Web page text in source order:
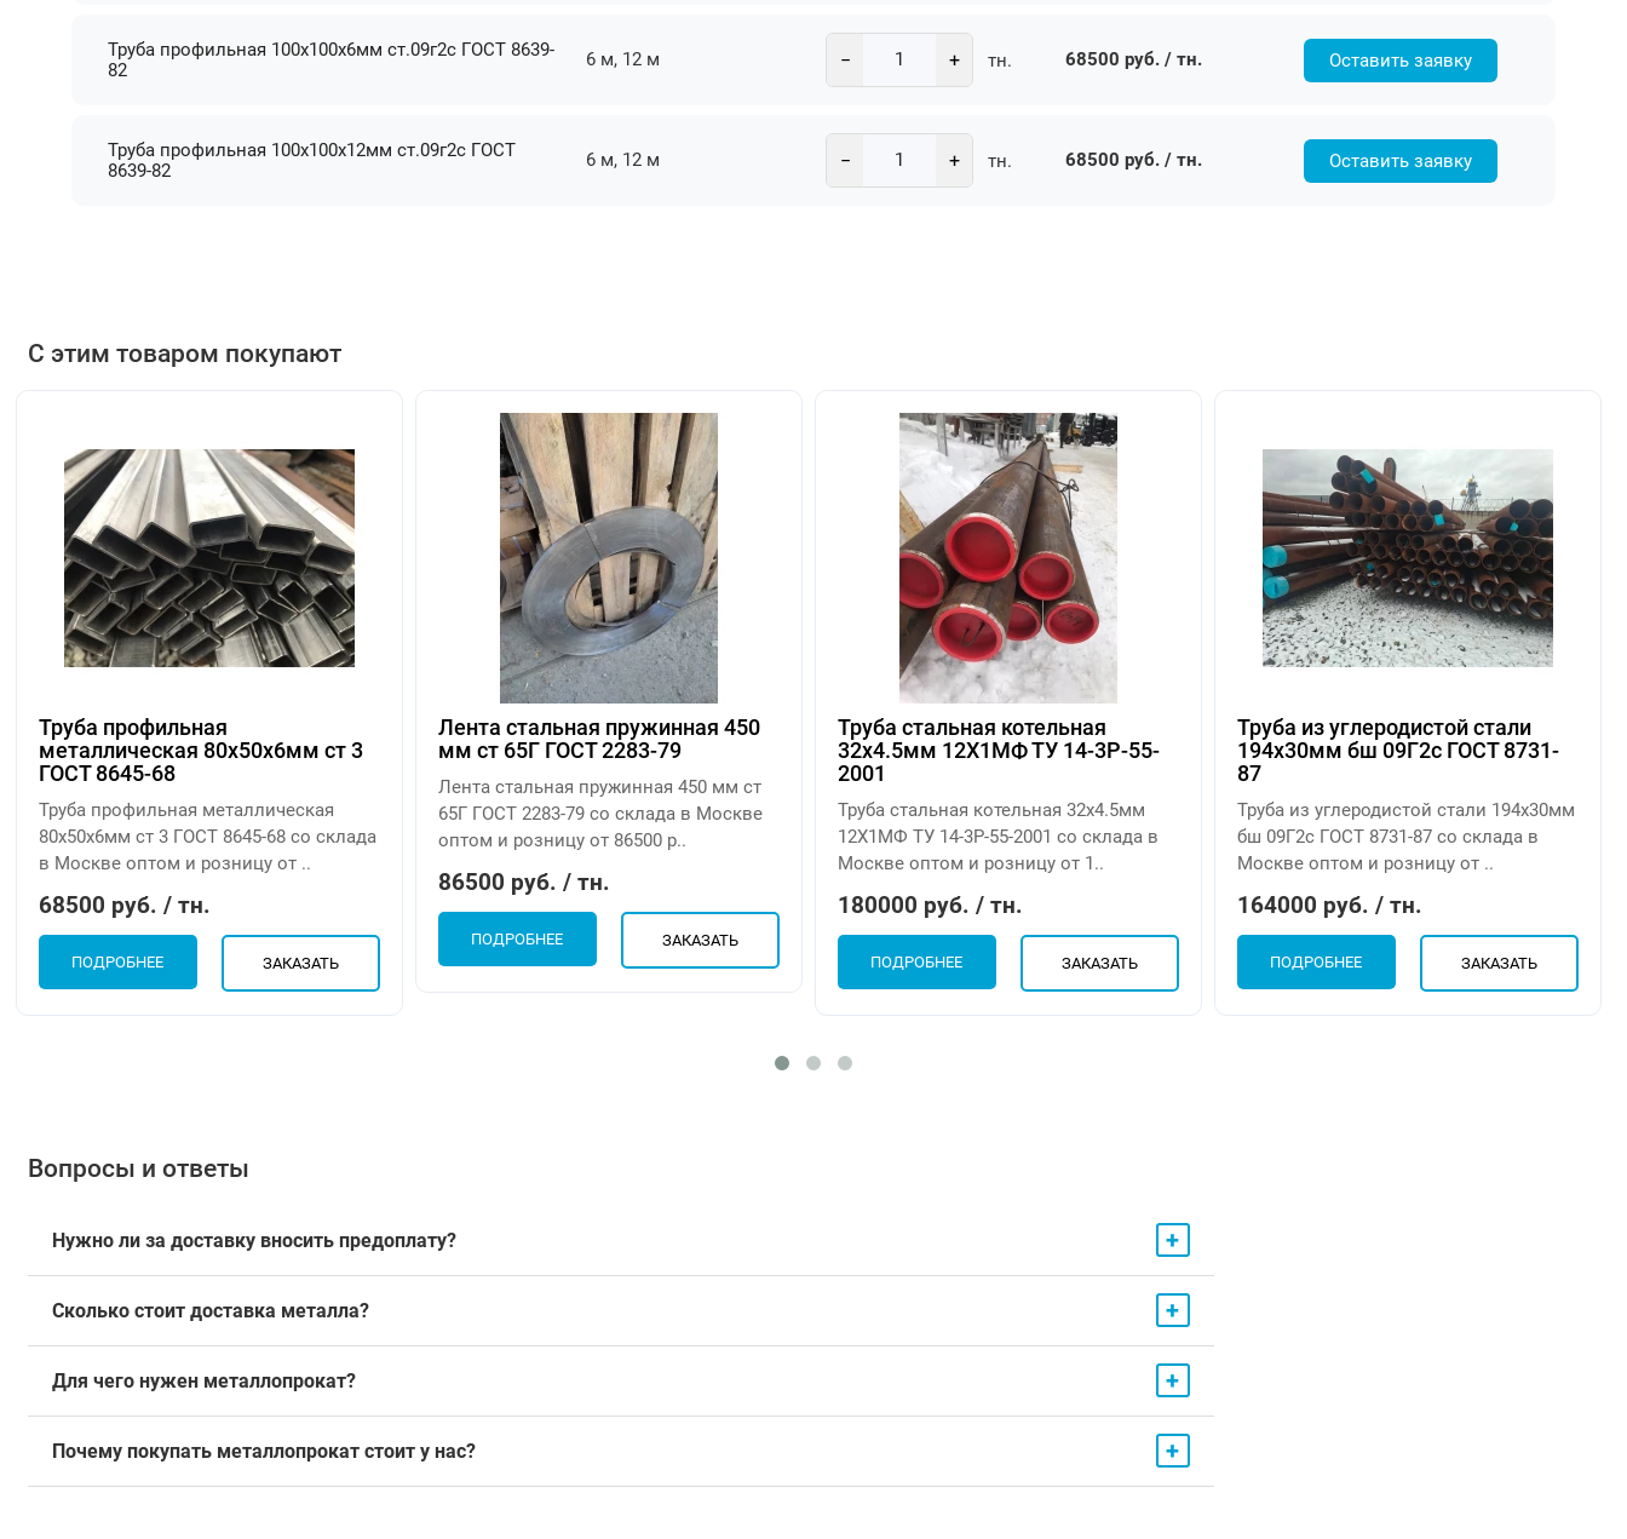
Труба профильная 100х100х6мм ст.09г2с ГОСТ 8639-
82
6 м, 12 м − + тн. 68500 руб. / тн. Оставить заявку
Труба профильная 100х100х12мм ст.09г2с ГОСТ
8639-82
6 м, 12 м − + тн. 68500 руб. / тн. Оставить заявку
С этим товаром покупают
Труба профильная
металлическая 80х50х6мм ст 3
ГОСТ 8645-68
Труба профильная металлическая
80х50х6мм ст 3 ГОСТ 8645-68 со склада
в Москве оптом и розницу от ..
68500 руб. / тн.
ПОДРОБНЕЕ ЗАКАЗАТЬ
Лента стальная пружинная 450
мм ст 65Г ГОСТ 2283-79
Лента стальная пружинная 450 мм ст
65Г ГОСТ 2283-79 со склада в Москве
оптом и розницу от 86500 р..
86500 руб. / тн.
ПОДРОБНЕЕ ЗАКАЗАТЬ
Труба стальная котельная
32х4.5мм 12Х1МФ ТУ 14-3Р-55-
2001
Труба стальная котельная 32х4.5мм
12Х1МФ ТУ 14-3Р-55-2001 со склада в
Москве оптом и розницу от 1..
180000 руб. / тн.
ПОДРОБНЕЕ ЗАКАЗАТЬ
Труба из углеродистой стали
194х30мм бш 09Г2с ГОСТ 8731-
87
Труба из углеродистой стали 194х30мм
бш 09Г2с ГОСТ 8731-87 со склада в
Москве оптом и розницу от ..
164000 руб. / тн.
ПОДРОБНЕЕ ЗАКАЗАТЬ
Вопросы и ответы
Нужно ли за доставку вносить предоплату? +
Сколько стоит доставка металла? +
Для чего нужен металлопрокат? +
Почему покупать металлопрокат стоит у нас? +